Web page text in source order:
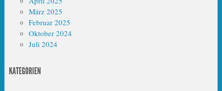
März 2025
Februar 2025
Oktober 2024
Juli 2024
KATEGORIEN